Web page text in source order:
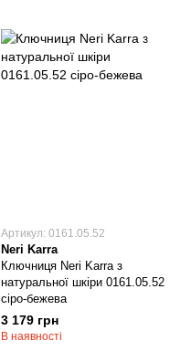
Артикул: 0161.05.52
Neri Karra
Ключниця Neri Karra з
натуральної шкіри 0161.05.52
сіро-бежева
3 179 грн
В наявності